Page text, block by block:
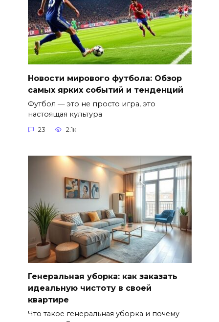
Новости мирового футбола: Обзор
самых ярких событий и тенденций
Футбол — это не просто игра, это
настоящая культура
23 2.1к.
Генеральная уборка: как заказать
идеальную чистоту в своей
квартире
Что такое генеральная уборка и почему